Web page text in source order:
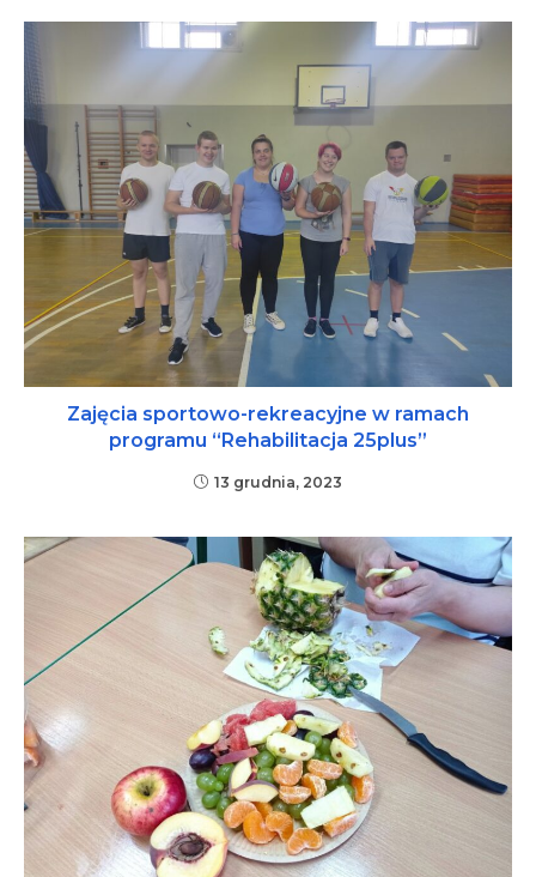
Zajęcia sportowo-rekreacyjne w ramach
programu “Rehabilitacja 25plus”
13 grudnia, 2023